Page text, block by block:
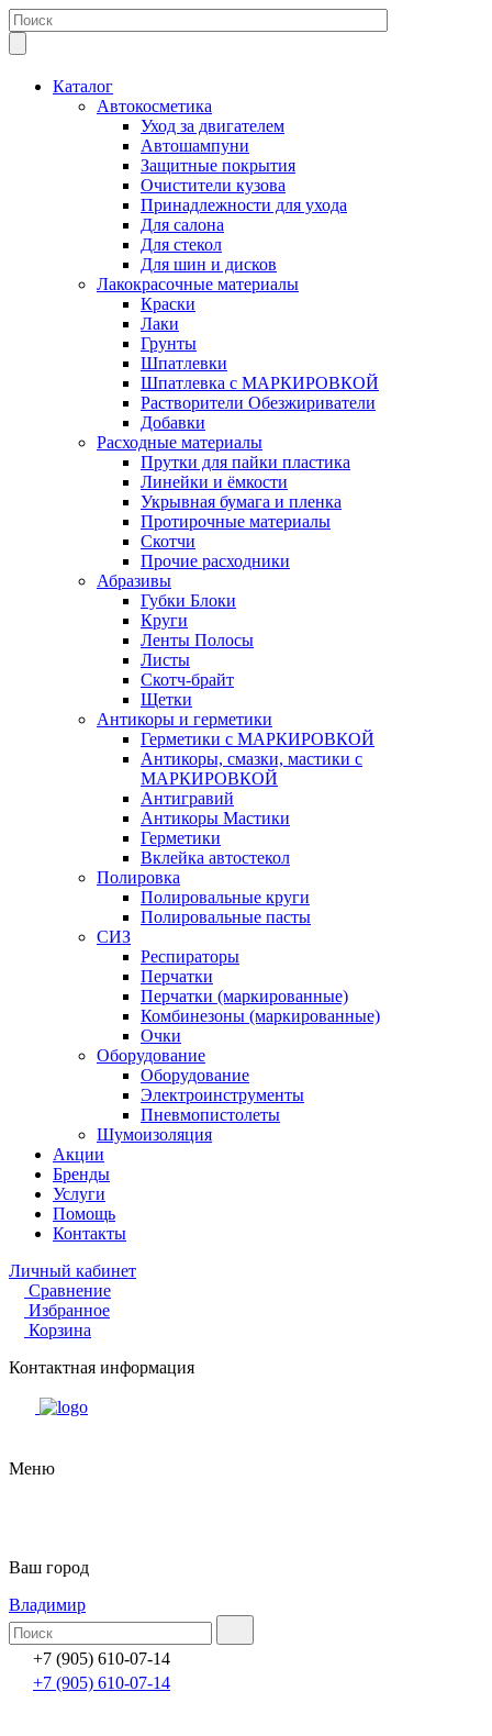
Каталог
Автокосметика
Уход за двигателем
Автошампуни
Защитные покрытия
Очистители кузова
Принадлежности для ухода
Для салона
Для стекол
Для шин и дисков
Лакокрасочные материалы
Краски
Лаки
Грунты
Шпатлевки
Шпатлевка с МАРКИРОВКОЙ
Растворители Обезжириватели
Добавки
Расходные материалы
Прутки для пайки пластика
Линейки и ёмкости
Укрывная бумага и пленка
Протирочные материалы
Скотчи
Прочие расходники
Абразивы
Губки Блоки
Круги
Ленты Полосы
Листы
Скотч-брайт
Щетки
Антикоры и герметики
Герметики с МАРКИРОВКОЙ
Антикоры, смазки, мастики с
МАРКИРОВКОЙ
Антигравий
Антикоры Мастики
Герметики
Вклейка автостекол
Полировка
Полировальные круги
Полировальные пасты
СИЗ
Респираторы
Перчатки
Перчатки (маркированные)
Комбинезоны (маркированные)
Очки
Оборудование
Оборудование
Электроинструменты
Пневмопистолеты
Шумоизоляция
Акции
Бренды
Услуги
Помощь
Контакты
Личный кабинет
Сравнение
Избранное
Корзина
Контактная информация
Меню
Ваш город
Владимир
+7 (905) 610-07-14
+7 (905) 610-07-14